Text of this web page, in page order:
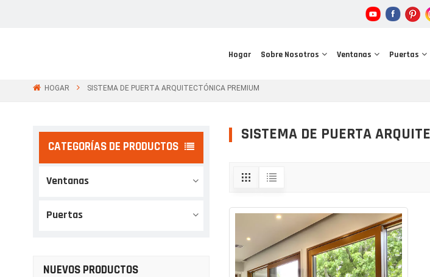
Hogar Sobre Nosotros Ventanas Puertas
HOGAR SISTEMA DE PUERTA ARQUITECTÓNICA PREMIUM
CATEGORÍAS DE PRODUCTOS
Ventanas
Puertas
NUEVOS PRODUCTOS
SISTEMA DE PUERTA